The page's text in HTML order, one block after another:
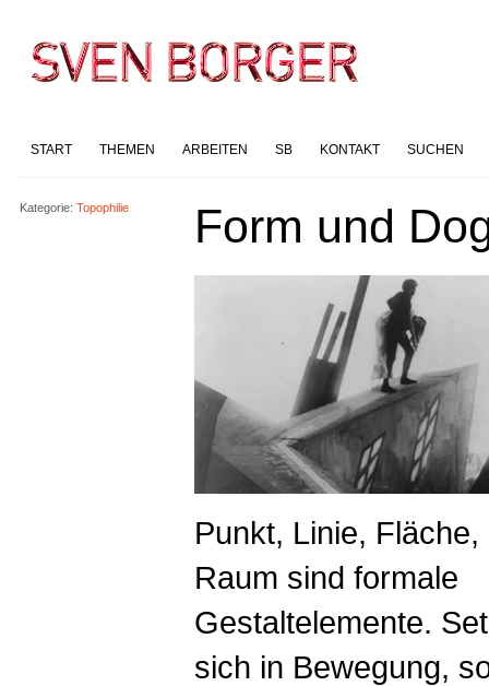
START THEMEN ARBEITEN SB KONTAKT SUCHEN
Kategorie: Topophilie Form und
Punkt, Linie,
Raum sind formale
Gestaltelemente.
sich in Bewegung,